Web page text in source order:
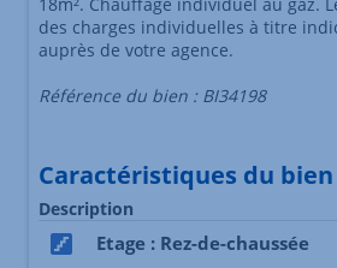
des charges individuelles à titre
auprès de votre agence.
Référence du bien : BI34198
Caractéristiques du bien
Description
Etage : Rez-de-chaussée